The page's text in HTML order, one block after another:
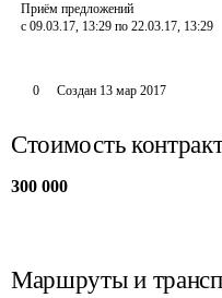
Приём предложений
с 09.03.17, 13:29 по 22.03.17, 13:29
0 Создан 13 мар 2017
Стоимость
300 000
Маршруты и